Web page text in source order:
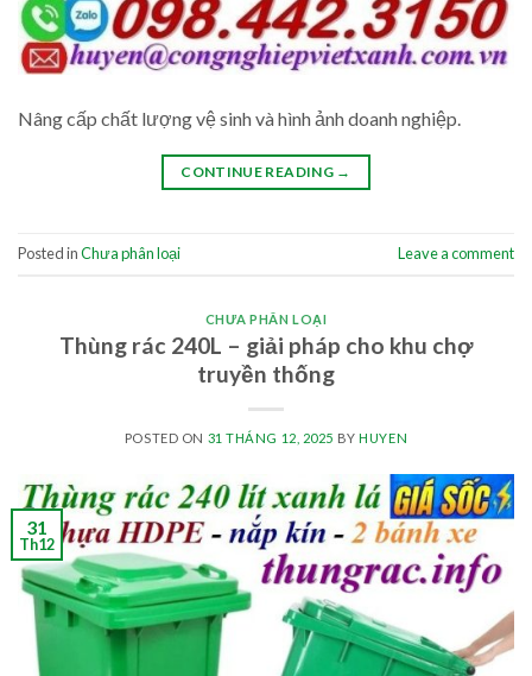
Nâng cấp chất lượng vệ sinh và hình ảnh doanh nghiệp.
CONTINUE READING →
Posted inChưa phân loại Leave a comment
CHƯA PHÂN LOẠI
Thùng rác 240L – giải pháp cho khu chợ
truyền thống
POSTED ON 31 THÁNG 12, 2025 BYHUYEN
31
Th12